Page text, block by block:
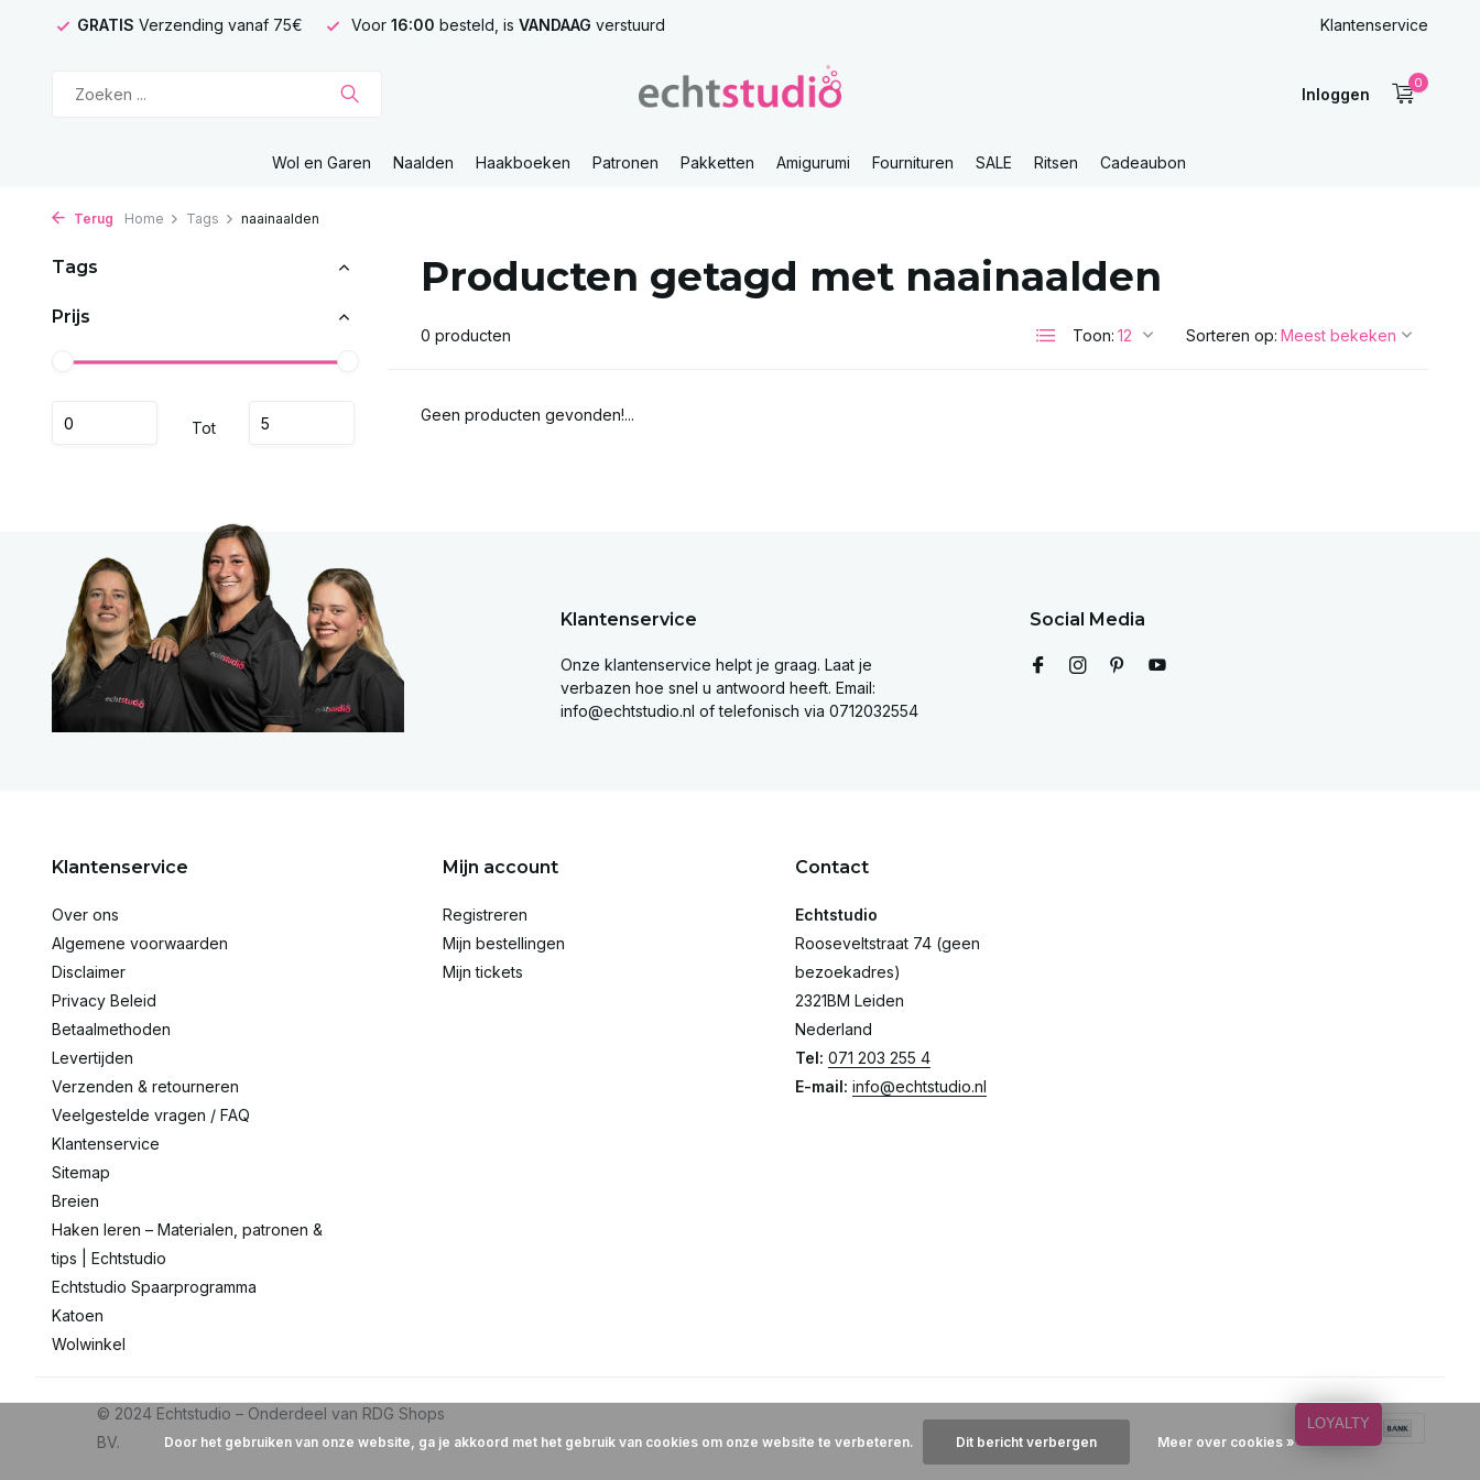
GRATIS Verzending vanaf 75€ Voor 16:00 besteld, is VANDAAG verstuurd Klantenservice
Inloggen
0
Wol en Garen Naalden Haakboeken Patronen Pakketten Amigurumi Fournituren SALE Ritsen Cadeaubon
Terug Home Tags naainaalden
Tags
Prijs
Tot
Producten getagd met naainaalden
0 producten Toon: Sorteren op:
Geen producten gevonden!...
Klantenservice
Onze klantenservice helpt je graag. Laat je
verbazen hoe snel u antwoord heeft. Email:
info@echtstudio.nl of telefonisch via 0712032554
Social Media
Klantenservice
Over ons
Algemene voorwaarden
Disclaimer
Privacy Beleid
Betaalmethoden
Levertijden
Verzenden & retourneren
Veelgestelde vragen / FAQ
Klantenservice
Sitemap
Breien
Haken leren – Materialen, patronen &
tips | Echtstudio
Echtstudio Spaarprogramma
Katoen
Wolwinkel
Mijn account
Registreren
Mijn bestellingen
Mijn tickets
Contact
Echtstudio
Rooseveltstraat 74 (geen
bezoekadres)
2321BM Leiden
Nederland
Tel: 071 203 255 4
E-mail: info@echtstudio.nl
Door het gebruiken van onze website, ga je akkoord met het gebruik van cookies om onze website te verbeteren. Dit bericht verbergen Meer over cookies »
LOYALTY